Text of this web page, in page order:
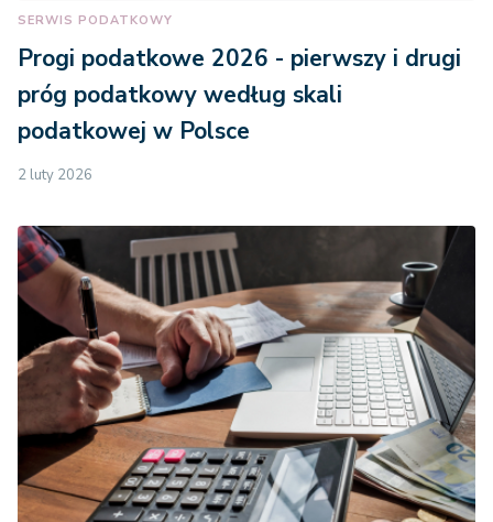
SERWIS PODATKOWY
Progi podatkowe 2026 - pierwszy i drugi
próg podatkowy według skali
podatkowej w Polsce
2 luty 2026